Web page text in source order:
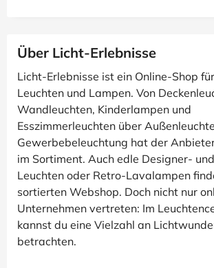
Über Licht-Erlebnisse
Licht-Erlebnisse ist ein Online-Shop
Leuchten und Lampen. Von
Wandleuchten, Kinderlampen und
Esszimmerleuchten über
Gewerbebeleuchtung hat der
im Sortiment. Auch edle Designer-
Leuchten oder Retro-Lavalampen
sortierten Webshop. Doch nicht nur
Unternehmen vertreten: Im
kannst du eine Vielzahl an
betrachten.